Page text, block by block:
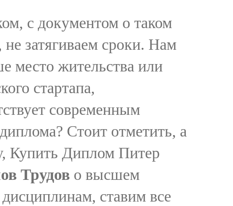
с документом о таком
затягиваем сроки. Нам
место жительства или
стартапа,
современным
Стоит отметить, а
Купить Диплом Питер
Трудов о высшем
ставим все